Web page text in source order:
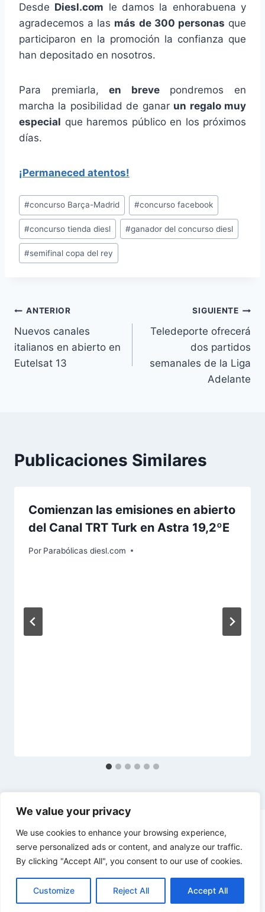
We value your privacy
We use cookies to enhance your browsing experience,
serve personalized ads or content, and analyze our traffic.
By clicking "Accept All", you consent to our use of cookies.
Customize Reject All Accept All
Desde Diesl.com le damos la enhorabuena y
agradecemos a las más de 300 personas que
participaron en la promoción la confianza que
han depositado en nosotros.
Para premiarla,en brevepondremos en
marcha la posibilidad de ganar un regalo muy
especial que haremos público en los próximos
días.
¡Permaneced atentos!
Etiquetas
de
la
entrada:
#concurso Barça-Madrid #concurso facebook
#concurso tienda diesl #ganador del concurso diesl
#semifinal copa del rey
Navegación
de
entradas
ANTERIOR
Nuevos canales
italianos en abierto en
Eutelsat 13
SIGUIENTE
Teledeporte ofrecerá
dos partidos
semanales de la Liga
Adelante
Publicaciones Similares
Comienzan las emisiones en abierto
del Canal TRT Turk en Astra 19,2ºE
Por Parabólicas diesl.com
© 2026 diesl.com - Tema para WordPress por
Kadence WP